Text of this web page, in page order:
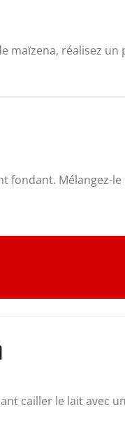
maïzena, réalisez
fondant. Mélangez-
cailler le lait avec